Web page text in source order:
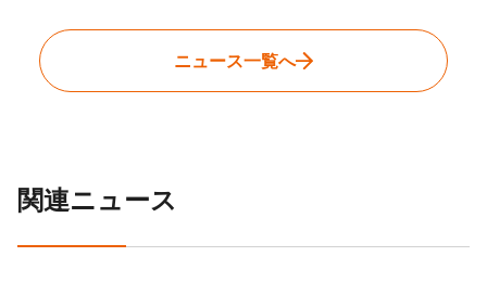
ニュース一覧へ
関連ニュース